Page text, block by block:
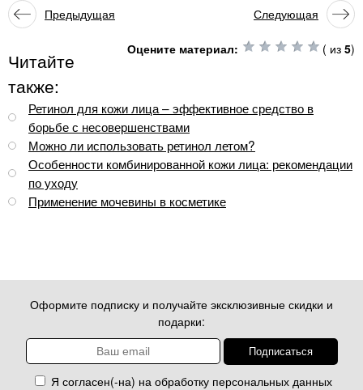
Предыдущая
Следующая
статья
Оцените материал: ( из 5)
Читайте
также:
Ретинол для кожи лица – эффективное средство в
борьбе с несовершенствами
Можно ли использовать ретинол летом?
Особенности комбинированной кожи лица: рекомендации
по уходу
Применение мочевины в косметике
Оформите подписку и получайте эксклюзивные скидки и
подарки:
Я согласен(-на) на обработку персональных данных